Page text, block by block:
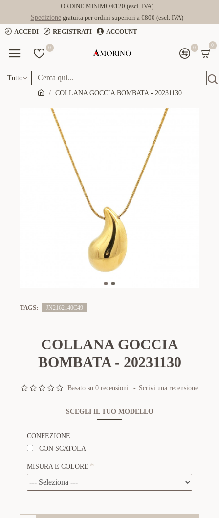
ORDINE MINIMO €120 (escl. IVA)
Spedizionegratuita per ordini superiori a €800 (escl. IVA)
ACCEDI
REGISTRATI ACCOUNT
0 0 0
Tutto
COLLANA GOCCIA BOMBATA - 20231130
TAGS: JN2162140C49
COLLANA GOCCIA
BOMBATA - 20231130
Basato su 0 recensioni. - Scrivi una recensione
SCEGLI IL TUO MODELLO
CONFEZIONE
CON SCATOLA
MISURA E COLORE